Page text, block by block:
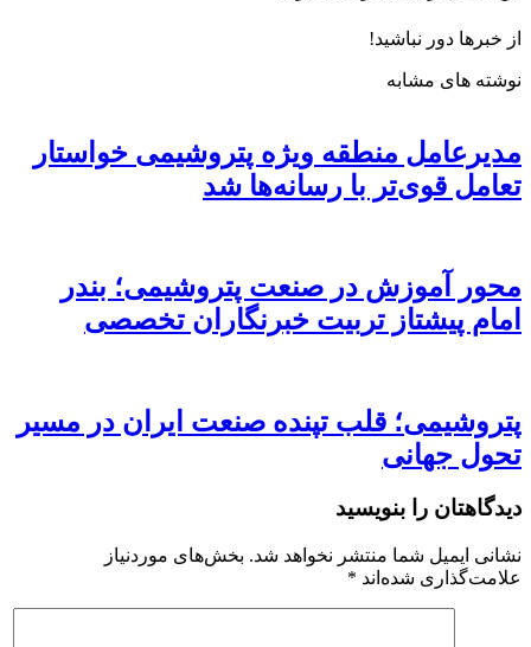
از خبرها دور نباشید!
نوشته های مشابه
مدیرعامل منطقه ویژه پتروشیمی خواستار
تعامل قوی‌تر با رسانه‌ها شد
محور آموزش در صنعت پتروشیمی؛ بندر
امام پیشتاز تربیت خبرنگاران تخصصی
پتروشیمی؛ قلب تپنده صنعت ایران در مسیر
تحول جهانی
دیدگاهتان را بنویسید
نشانی ایمیل شما منتشر نخواهد شد. بخش‌های موردنیاز
علامت‌گذاری شده‌اند *